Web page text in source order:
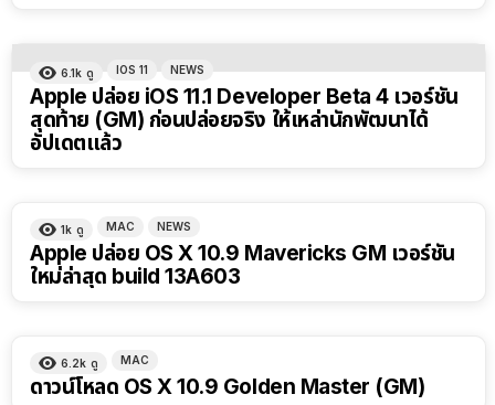
6.1k ดู IOS 11 NEWS
Apple ปล่อย iOS 11.1 Developer Beta 4 เวอร์ชัน
สุดท้าย (GM) ก่อนปล่อยจริง ให้เหล่านักพัฒนาได้
อัปเดตแล้ว
1k ดู MAC NEWS
Apple ปล่อย OS X 10.9 Mavericks GM เวอร์ชัน
ใหม่ล่าสุด build 13A603
6.2k ดู MAC
ดาวน์โหลด OS X 10.9 Golden Master (GM)